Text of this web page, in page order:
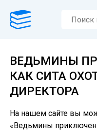
ВЕДЬМИНЫ
КАК СИТА
ДИРЕКТОРА
На нашем сайте вы
«Ведьмины